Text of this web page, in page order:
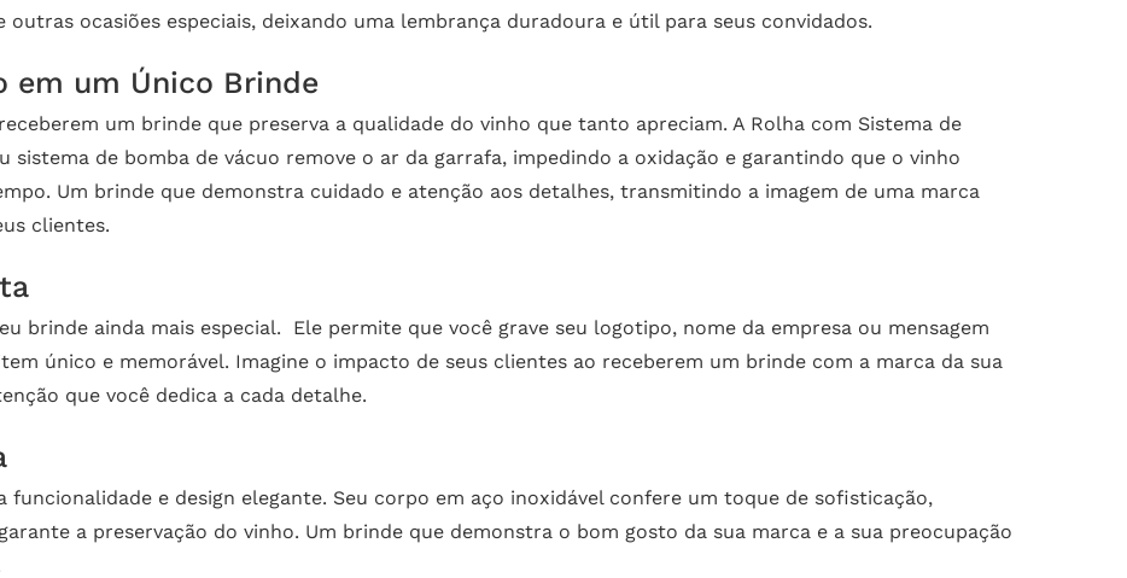
ocasiões especiais, deixando uma lembrança duradoura e útil para seus convidados.
em um Único Brinde
um brinde que preserva a qualidade do vinho que tanto apreciam. A Rolha com Sistema de
sistema de bomba de vácuo remove o ar da garrafa, impedindo a oxidação e garantindo que o vinho
Um brinde que demonstra cuidado e atenção aos detalhes, transmitindo a imagem de uma marca
clientes.
brinde ainda mais especial. Ele permite que você grave seu logotipo, nome da empresa ou mensagem
único e memorável. Imagine o impacto de seus clientes ao receberem um brinde com a marca da sua
que você dedica a cada detalhe.
funcionalidade e design elegante. Seu corpo em aço inoxidável confere um toque de sofisticação,
a preservação do vinho. Um brinde que demonstra o bom gosto da sua marca e a sua preocupação